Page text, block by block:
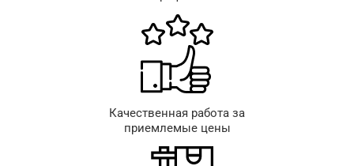
Качественная работа за
приемлемые цены